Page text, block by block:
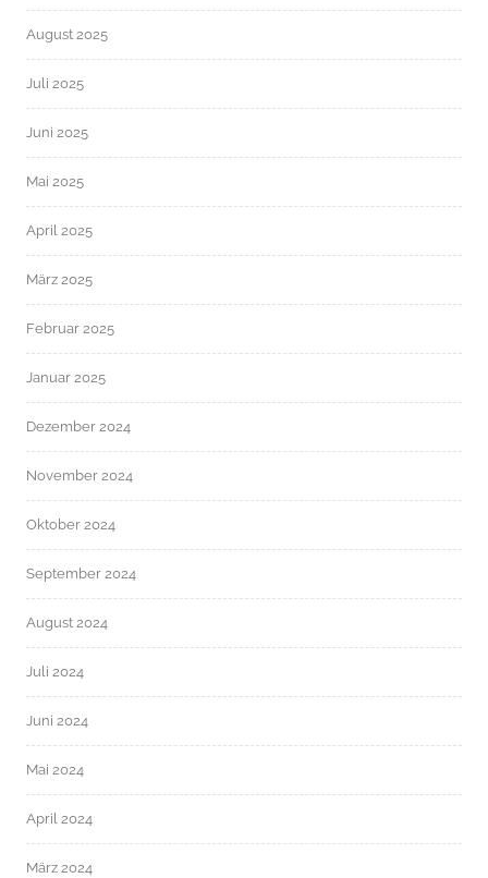
August 2025
Juli 2025
Juni 2025
Mai 2025
April 2025
März 2025
Februar 2025
Januar 2025
Dezember 2024
November 2024
Oktober 2024
September 2024
August 2024
Juli 2024
Juni 2024
Mai 2024
April 2024
März 2024